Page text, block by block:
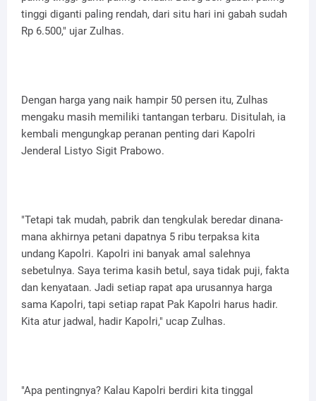
tinggi diganti paling rendah, dari situ hari ini gabah sudah
Rp 6.500," ujar Zulhas.
Dengan harga yang naik hampir 50 persen itu, Zulhas
mengaku masih memiliki tantangan terbaru. Disitulah, ia
kembali mengungkap peranan penting dari Kapolri
Jenderal Listyo Sigit Prabowo.
"Tetapi tak mudah, pabrik dan tengkulak beredar dinana-
mana akhirnya petani dapatnya 5 ribu terpaksa kita
undang Kapolri. Kapolri ini banyak amal salehnya
sebetulnya. Saya terima kasih betul, saya tidak puji, fakta
dan kenyataan. Jadi setiap rapat apa urusannya harga
sama Kapolri, tapi setiap rapat Pak Kapolri harus hadir.
Kita atur jadwal, hadir Kapolri," ucap Zulhas.
"Apa pentingnya? Kalau Kapolri berdiri kita tinggal